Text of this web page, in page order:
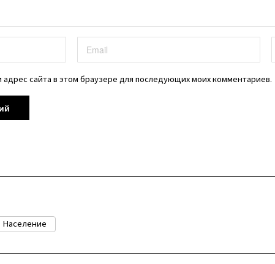
сайта в этом браузере для последующих моих комментариев.
Население